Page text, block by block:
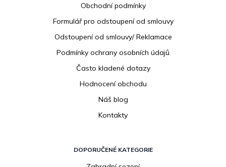
Obchodní podmínky
Formulář pro odstoupení od smlouvy
Odstoupení od smlouvy/ Reklamace
Podmínky ochrany osobních údajů
Často kladené dotazy
Hodnocení obchodu
Náš blog
Kontakty
DOPORUČENÉ KATEGORIE